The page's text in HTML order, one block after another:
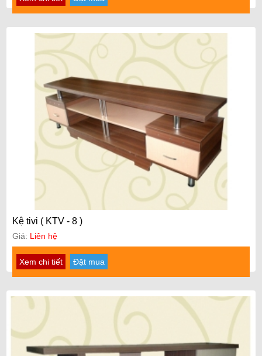
Kệ tivi ( KTV - 8 )
Giá: Liên hệ
Xem chi tiết Đặt mua